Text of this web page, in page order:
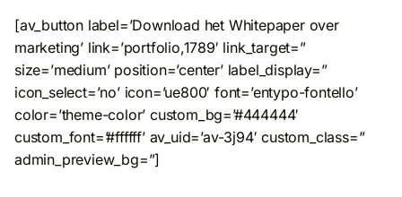
[av_button label=’Download het Whitepaper over
marketing’ link=’portfolio,1789′ link_target=”
size=’medium’ position=’center’ label_display=”
icon_select=’no’ icon=’ue800′ font=’entypo-fontello’
color=’theme-color’ custom_bg=’#444444′
custom_font=’#ffffff’ av_uid=’av-3j94′ custom_class=”
admin_preview_bg=”]